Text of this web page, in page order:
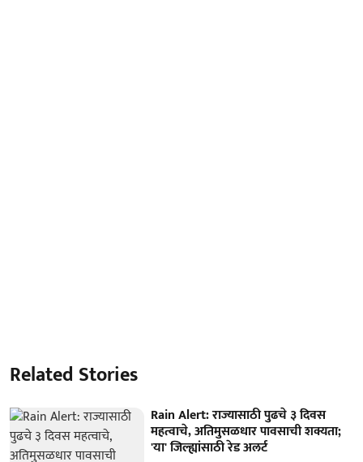
Related Stories
Rain Alert: राज्यासाठी पुढचे ३ दिवस
महत्वाचे, अतिमुसळधार पावसाची शक्यता;
'या' जिल्ह्यांसाठी रेड अलर्ट